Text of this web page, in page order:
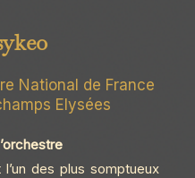
National de France
Elysées
des plus somptueux